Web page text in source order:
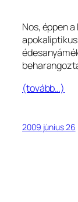
Nos, éppen
(tovább…)
2009 június 26